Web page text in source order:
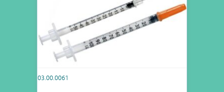
03.00.0061